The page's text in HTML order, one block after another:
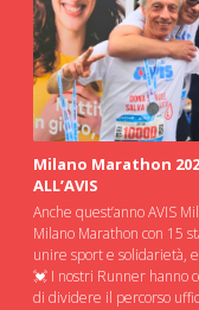
Milano Marathon
ALL’AVIS
Anche quest’anno AVIS
Milano Marathon con 15
unire sport e solidarietà,
💓 I nostri Runner hanno
di dividere il percorso